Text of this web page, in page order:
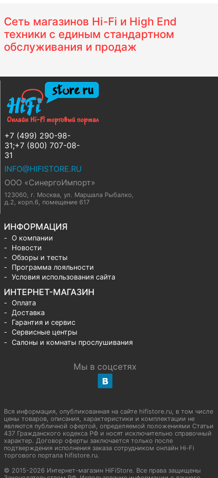
Сеть магазинов Hi-Fi и High End
техники с единым стандартном
обслуживания и продаж
+7 (499) 290-98-
31;+7 (800) 707-08-
31
INFO@HIFISTORE.RU
ООО «СинергоИмпорт»
123060, г. Москва, ул. Маршала Рыбалко,
д.2, корп.6, помещение 617
ИНФОРМАЦИЯ
О компании
Новости
Обзоры и тесты
Программа лояльности
Условия использования сайта
ИНТЕРНЕТ-МАГАЗИН
Оплата
Доставка
Гарантия и сервис
Сервисные центры
Салоны и комнаты прослушивания
Мы в соцсетях
Вся информация, опубликованная на сайте hifistore.ru, в том числе
цены товаров, описания, характеристики и комплектации не
являются публичной офертой, определяемой положениями Статьи
437 Гражданского кодекса РФ и носят исключительно справочный
характер. Договор оферты заключается только после
подтверждения исполнения заказа сотрудником онлайн Hi-Fi
торгового портала hifistore.ru.
© 2015-2026 Интернет-магазин HiFiStore. Все права защищены